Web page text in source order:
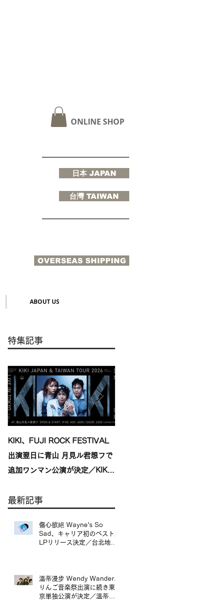
ONLINE SHOP
日本 JAPAN
台灣 TAIWAN
OVERSEAS SHIPPING
ABOUT US
特集記事
KIKI、FUJI ROCK FESTIVAL
出演翌日に青山 月見ル君想フで
追加ワンマン公演が決定／KIKI
FESTIVAL 演出翌日，在青山
最新記事
傷心欲絕 Wayne's So
Sad、キャリア初のベスト盤
LPリリース決定／台北地下
溫蒂漫步 Wendy Wander、
りんご音楽祭出演に続き東
京単独公演が決定／溫蒂漫